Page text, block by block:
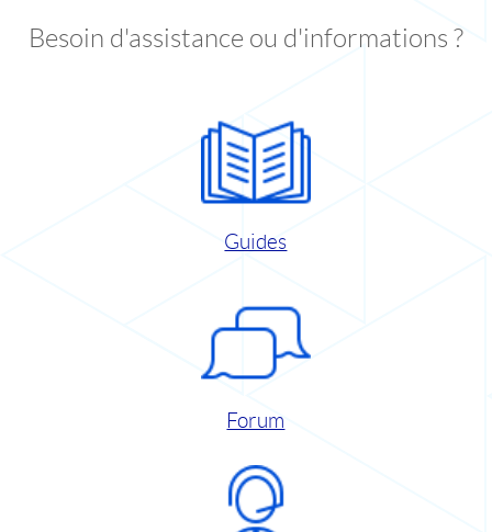
Besoin d'assistance ou d'informations ?
Guides
Forum